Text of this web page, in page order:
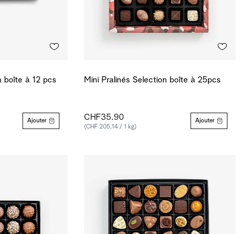
boîte à 12 pcs
Ajouter
Mini Pralinés Selection boîte à 25pcs
CHF35.90
(CHF 205,14 / 1 kg)
Ajouter